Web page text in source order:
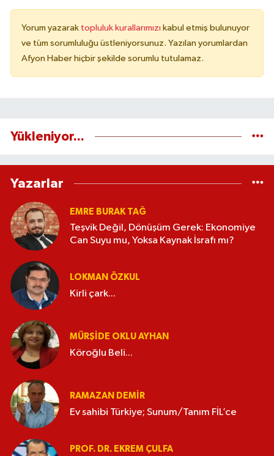
Yorum yazarak topluluk kurallarımızı kabul etmiş bulunuyor
ve tüm sorumluluğu üstleniyorsunuz. Yazılan yorumlardan
Afyon Haber hiçbir şekilde sorumlu tutulamaz.
Yükleniyor...
Yazarlar
EMRE BURAK TAĞ
Teşvik Değil, Dönüşüm Gerek: Ekonomiye
Can Suyu mu, Yoksa Kaynak İsrafı mı?
LOKMAN ÖZKUL
Kirli çark...
MÜRŞIDE OKLU AYHAN
Köroğlu Beli...
RAMAZAN DEMİR
Ev sahibi Türkiye; Sunum/Tanım FİL’ce
PROF. DR. EKREM ÇULFA